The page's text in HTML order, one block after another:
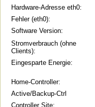
Hardware-Adresse eth0:
Fehler (eth0):
Software Version:
Stromverbrauch (ohne
Clients):
Eingesparte Energie:
Home-Controller:
Active/Backup-Ctrl
Controller Site: